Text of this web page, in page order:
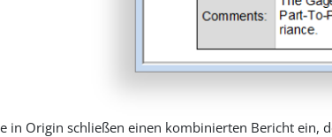
in Origin schließen einen kombinierten Bericht